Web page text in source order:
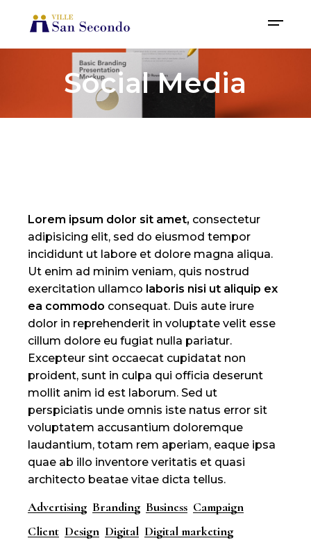
Social Media
Lorem ipsum dolor sit amet, consectetur
adipisicing elit, sed do eiusmod tempor
incididunt ut labore et dolore magna aliqua.
Ut enim ad minim veniam, quis nostrud
exercitation ullamco laboris nisi ut aliquip ex
ea commodo consequat. Duis aute irure
dolor in reprehenderit in voluptate velit esse
cillum dolore eu fugiat nulla pariatur.
Excepteur sint occaecat cupidatat non
proident, sunt in culpa qui officia deserunt
mollit anim id est laborum. Sed ut
perspiciatis unde omnis iste natus error sit
voluptatem accusantium doloremque
laudantium, totam rem aperiam, eaque ipsa
quae ab illo inventore veritatis et quasi
architecto beatae vitae dicta tellus.
Advertising Branding Business Campaign
Client Design Digital Digital marketing